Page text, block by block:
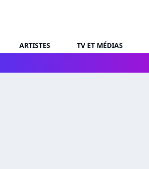
ARTISTES TV ET MÉDIAS